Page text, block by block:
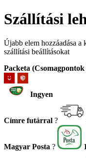
Szállítási
Újabb elem hozzáadása a
szállítási beállításokat
Packeta
Ingyen
Címre futárral ?
Magyar Posta ?